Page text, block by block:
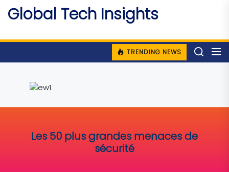
Skip
content
Global Tech Insights
TRENDING NEWS
Les 50 plus grandes menaces de
sécurité